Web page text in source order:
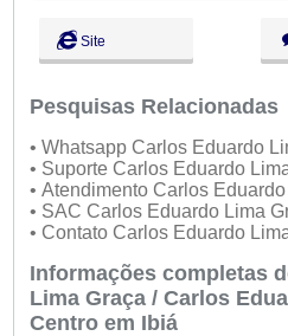
Site
Pesquisas Relacionadas
• Whatsapp Carlos Eduardo
Eduardo Graça Junior
• Suporte Carlos Eduardo
Graça Junior
• Atendimento Carlos
Eduardo Graça Junior
• SAC Carlos Eduardo Lima
Graça Junior
• Contato Carlos Eduardo
Informações completas
Lima Graça / Carlos
Centro em Ibiá